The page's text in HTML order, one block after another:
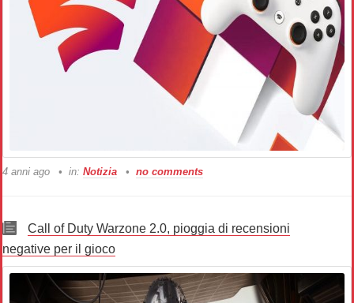
4 anni ago in: Notizia no comments
Call of Duty Warzone 2.0, pioggia di recensioni
negative per il gioco